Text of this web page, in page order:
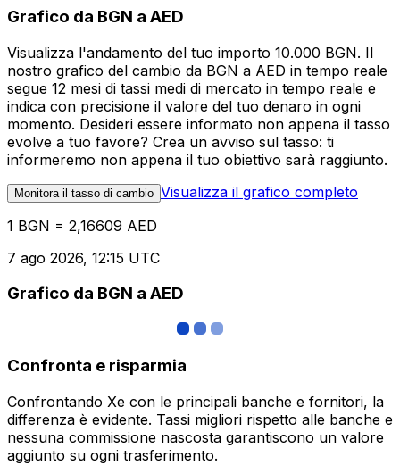
Grafico da BGN a AED
Visualizza l'andamento del tuo importo 10.000 BGN. Il
nostro grafico del cambio da BGN a AED in tempo reale
segue 12 mesi di tassi medi di mercato in tempo reale e
indica con precisione il valore del tuo denaro in ogni
momento. Desideri essere informato non appena il tasso
evolve a tuo favore? Crea un avviso sul tasso: ti
informeremo non appena il tuo obiettivo sarà raggiunto.
Monitora il tasso di cambio Visualizza il grafico completo
1 BGN = 2,16609 AED
7 ago 2026, 12:15 UTC
Grafico da BGN a AED
Confronta e risparmia
Confrontando Xe con le principali banche e fornitori, la
differenza è evidente. Tassi migliori rispetto alle banche e
nessuna commissione nascosta garantiscono un valore
aggiunto su ogni trasferimento.